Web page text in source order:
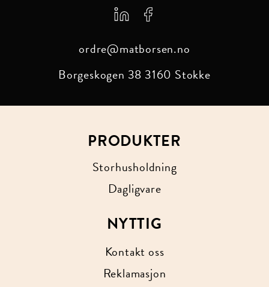
PRODUKTER
Storhusholdning
Dagligvare
NYTTIG
Kontakt oss
Reklamasjon
ordre@matborsen.no
Borgeskogen 38 3160 Stokke